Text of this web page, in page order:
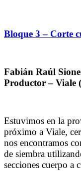
Bloque 3 – Corte
Fabián Raúl Sione
Productor – Viale
Estuvimos en la
próximo a Viale,
nos encontramos
de siembra
secciones cuerpo a